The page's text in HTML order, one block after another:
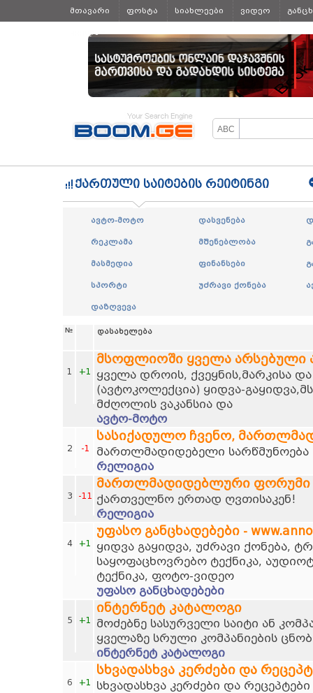
მთავარი ფოსტა სიახლეები ვიდეო
ყველა
ქართული საიტების რეიტინგი
ავტო-მოტო დასვენება
რეკლამა მშენებლობა
მასმედია ფინანსები
სპორტი უძრავი ქონება
დაზღვევა
№ დასახელება
1 +1
მსოფლიოში ყველა არსებული
ყველა დროის, ქვეყნის,მარკისა
(ავტოკოლექცია) ყიდვა-
მძღოლის ვაკანსია და
ავტო-მოტო
2 -1
სასიქადულო ჩვენო,
მართლმადიდებელი სარწმუნოება
რელიგია
3 -11
მართლმადიდებლური ფორუმი
ქართველნო ერთად ღვთისაკენ!
რელიგია
4 +1
უფასო განცხადებები -
ყიდვა გაყიდვა, უძრავი ქონება,
საყოფაცხოვრებო ტექნიკა,
ტექნიკა, ფოტო-ვიდეო
უფასო განცხადებები
5 +1
ინტერნეტ კატალოგი
მოძებნე სასურველი საიტი ან
ყველაზე სრული კომპანიების
ინტერნეტ კატალოგი
6 +1
სხვადასხვა კერძები და
სხვადასხვა კერძები და რეცეპტები